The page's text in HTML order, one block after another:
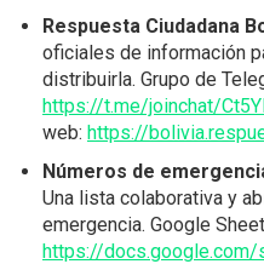
Respuesta Ciudadana
oficiales de información
distribuirla. Grupo de
https://t.me/joinchat/
web: https://
Números de
Una lista colaborativa y
emergencia. Google
https://